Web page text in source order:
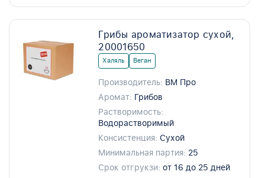
Грибы ароматизатор сухой,
20001650
Халяль Веган
Производитель: ВМ Про
Аромат: Грибов
Растворимость:
Водорастворимый
Консистенция: Сухой
Минимальная партия: 25
Срок отгрукзи: от 16 до 25 дней